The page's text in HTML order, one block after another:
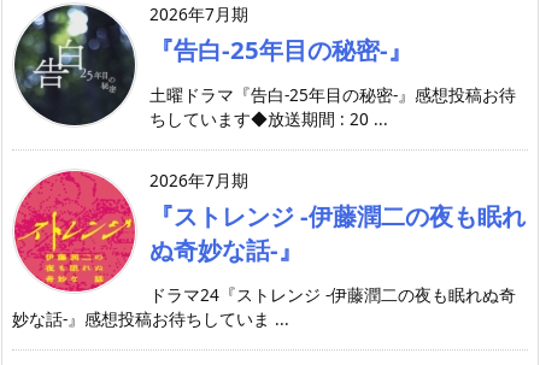
2026年7月期
『告白-25年目の秘密-』
土曜ドラマ『告白-25年目の秘密-』感想投稿お待
ちしています◆放送期間 : 20 ...
2026年7月期
『ストレンジ -伊藤潤二の夜も眠れ
ぬ奇妙な話-』
ドラマ24『ストレンジ -伊藤潤二の夜も眠れぬ奇
妙な話-』感想投稿お待ちしていま ...